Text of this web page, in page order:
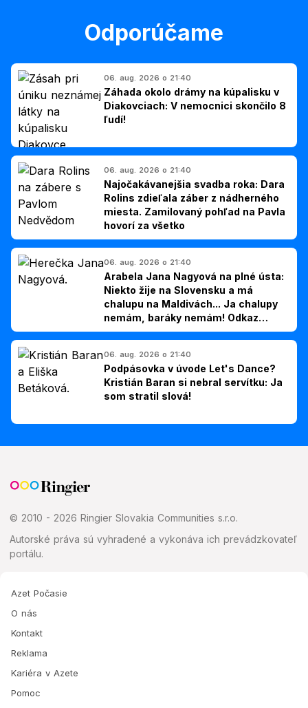
Odporúčame
06. aug. 2026 o 21:40
Záhada okolo drámy na kúpalisku v
Diakovciach: V nemocnici skončilo 8
ľudí!
06. aug. 2026 o 21:40
Najočakávanejšia svadba roka: Dara
Rolins zdieľala záber z nádherného
miesta. Zamilovaný pohľad na Pavla
hovorí za všetko
06. aug. 2026 o 21:40
Arabela Jana Nagyová na plné ústa:
Niekto žije na Slovensku a má
chalupu na Maldivách... Ja chalupy
nemám, baráky nemám! Odkaz
Slovákom
06. aug. 2026 o 21:40
Podpásovka v úvode Let's Dance?
Kristián Baran si nebral servítku: Ja
som stratil slová!
© 2010 - 2026 Ringier Slovakia Communities s.r.o.
Autorské práva sú vyhradené a vykonáva ich prevádzkovateľ
portálu.
Azet Počasie
O nás
Kontakt
Reklama
Kariéra v Azete
Pomoc